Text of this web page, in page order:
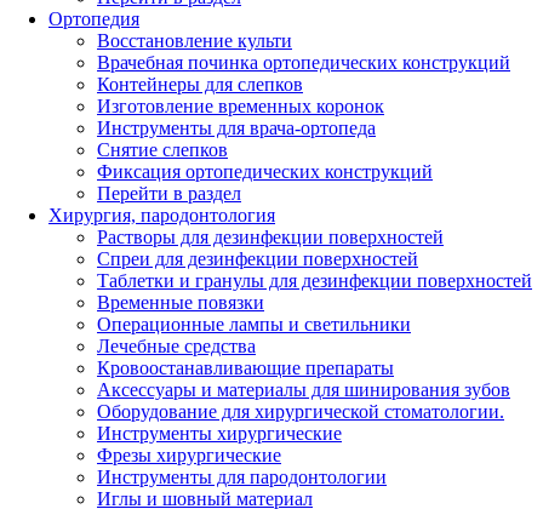
Ортопедия
Восстановление культи
Врачебная починка ортопедических конструкций
Контейнеры для слепков
Изготовление временных коронок
Инструменты для врача-ортопеда
Снятие слепков
Фиксация ортопедических конструкций
Перейти в раздел
Хирургия, пародонтология
Растворы для дезинфекции поверхностей
Спреи для дезинфекции поверхностей
Таблетки и гранулы для дезинфекции поверхностей
Временные повязки
Операционные лампы и светильники
Лечебные средства
Кровоостанавливающие препараты
Аксессуары и материалы для шинирования зубов
Оборудование для хирургической стоматологии.
Инструменты хирургические
Фрезы хирургические
Инструменты для пародонтологии
Иглы и шовный материал